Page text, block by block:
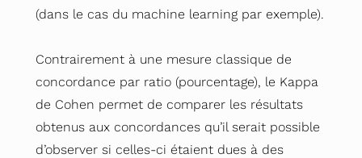
(dans le cas du machine learning par exemple).
Contrairement à une mesure classique de
concordance par ratio (pourcentage), le Kappa
de Cohen permet de comparer les résultats
obtenus aux concordances qu’il serait possible
d’observer si celles-ci étaient dues à des